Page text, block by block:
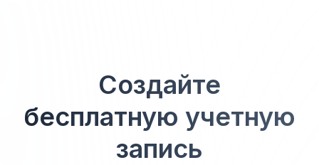
Создайте
бесплатную учетную
запись